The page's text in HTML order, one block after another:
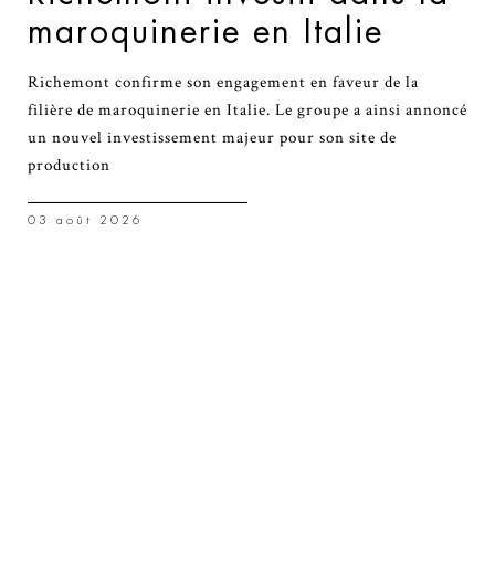
maroquinerie en Italie
Richemont confirme son engagement en faveur de la
filière de maroquinerie en Italie. Le groupe a ainsi annoncé
un nouvel investissement majeur pour son site de
production
03 août 2026